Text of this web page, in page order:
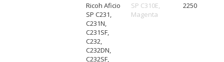
Ricoh Aficio
SP C231,
C231N,
C231SF,
C232,
C232DN,
C232SF,
SP C310E,
Magenta
2250